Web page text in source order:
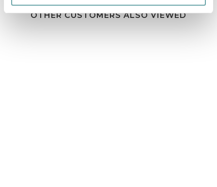
OTHER CUSTOMERS ALSO VIEWED